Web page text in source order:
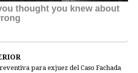
para exjuez del Caso Fachada